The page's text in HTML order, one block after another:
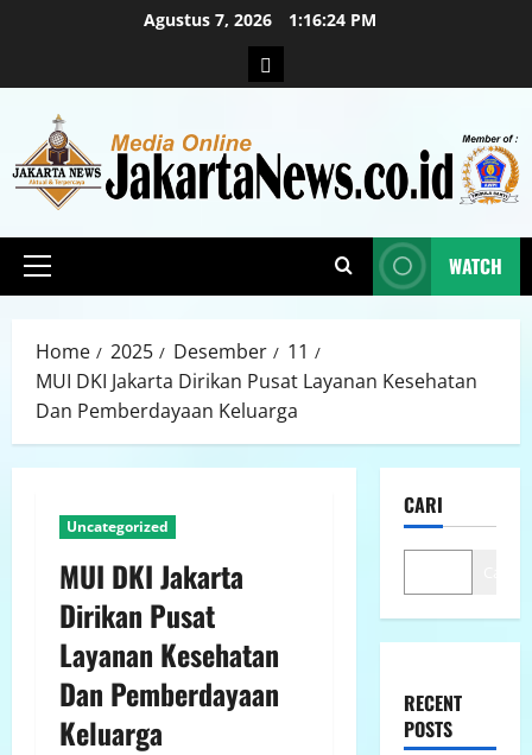
Agustus 7, 2026 1:16:25 PM
WATCH
Home 2025 Desember
11
MUI DKI Jakarta Dirikan Pusat Layanan Kesehatan
Dan Pemberdayaan Keluarga
Uncategorized
MUI DKI Jakarta
Dirikan Pusat
Layanan Kesehatan
Dan Pemberdayaan
Keluarga
CARI
RECENT
POSTS